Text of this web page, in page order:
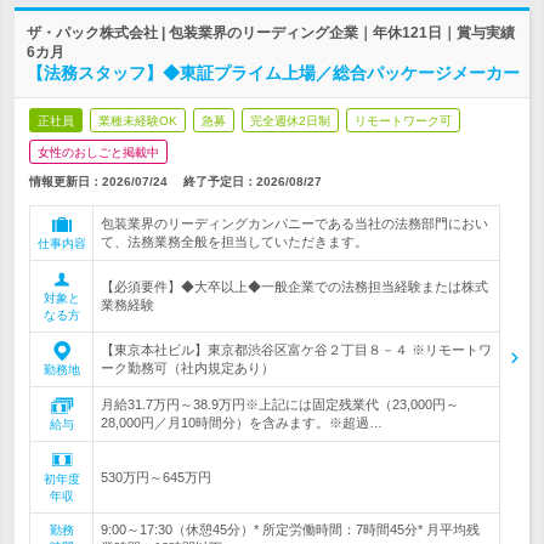
ザ・パック株式会社 | 包装業界のリーディング企業｜年休121日｜賞与実績
6カ月
【法務スタッフ】◆東証プライム上場／総合パッケージメーカー
正社員 業種未経験OK 急募 完全週休2日制 リモートワーク可
女性のおしごと掲載中
情報更新日：2026/07/24 終了予定日： 2026/08/27
仕事内容
包装業界のリーディングカンパニーである当社の法務部門におい
て、法務業務全般を担当していただきます。
対象と
なる方
【必須要件】◆大卒以上◆一般企業での法務担当経験または株式
業務経験
勤務地
【東京本社ビル】東京都渋谷区富ケ谷２丁目８－４ ※リモートワ
ーク勤務可（社内規定あり）
給与
月給31.7万円～38.9万円※上記には固定残業代（23,000円～
28,000円／月10時間分）を含みます。※超過…
初年度
年収
530万円～645万円
勤務
9:00～17:30（休憩45分）* 所定労働時間：7時間45分* 月平均残